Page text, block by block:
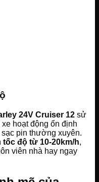
24V Cruiser 12 sử
xe hoạt động ổn định
pin thường xuyên.
tốc độ từ 10-20km/h,
viên nhà hay ngay